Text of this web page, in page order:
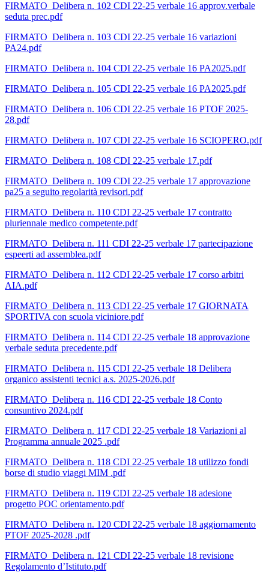
FIRMATO_Delibera n. 102 CDI 22-25 verbale 16 approv.verbale
seduta prec.pdf
FIRMATO_Delibera n. 103 CDI 22-25 verbale 16 variazioni
PA24.pdf
FIRMATO_Delibera n. 104 CDI 22-25 verbale 16 PA2025.pdf
FIRMATO_Delibera n. 105 CDI 22-25 verbale 16 PA2025.pdf
FIRMATO_Delibera n. 106 CDI 22-25 verbale 16 PTOF 2025-
28.pdf
FIRMATO_Delibera n. 107 CDI 22-25 verbale 16 SCIOPERO.pdf
FIRMATO_Delibera n. 108 CDI 22-25 verbale 17.pdf
FIRMATO_Delibera n. 109 CDI 22-25 verbale 17 approvazione
pa25 a seguito regolarità revisori.pdf
FIRMATO_Delibera n. 110 CDI 22-25 verbale 17 contratto
pluriennale medico competente.pdf
FIRMATO_Delibera n. 111 CDI 22-25 verbale 17 partecipazione
espeerti ad assemblea.pdf
FIRMATO_Delibera n. 112 CDI 22-25 verbale 17 corso arbitri
AIA.pdf
FIRMATO_Delibera n. 113 CDI 22-25 verbale 17 GIORNATA
SPORTIVA con scuola viciniore.pdf
FIRMATO_Delibera n. 114 CDI 22-25 verbale 18 approvazione
verbale seduta precedente.pdf
FIRMATO_Delibera n. 115 CDI 22-25 verbale 18 Delibera
organico assistenti tecnici a.s. 2025-2026.pdf
FIRMATO_Delibera n. 116 CDI 22-25 verbale 18 Conto
consuntivo 2024.pdf
FIRMATO_Delibera n. 117 CDI 22-25 verbale 18 Variazioni al
Programma annuale 2025 .pdf
FIRMATO_Delibera n. 118 CDI 22-25 verbale 18 utilizzo fondi
borse di studio viaggi MIM .pdf
FIRMATO_Delibera n. 119 CDI 22-25 verbale 18 adesione
progetto POC orientamento.pdf
FIRMATO_Delibera n. 120 CDI 22-25 verbale 18 aggiornamento
PTOF 2025-2028 .pdf
FIRMATO_Delibera n. 121 CDI 22-25 verbale 18 revisione
Regolamento d’Istituto.pdf